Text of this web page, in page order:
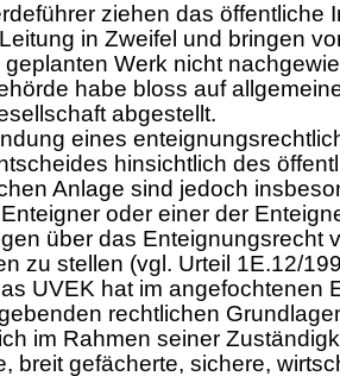
ziehen das öffentliche
in Zweifel und bringen
geplanten Werk nicht
habe bloss auf
abgestellt.
eines
hinsichtlich des
Anlage sind jedoch
oder einer der
über das Enteignungsrecht
zu stellen (vgl. Urteil 1E.12/
UVEK hat im angefochtenen
rechtlichen
im Rahmen seiner
breit gefächerte, sichere,